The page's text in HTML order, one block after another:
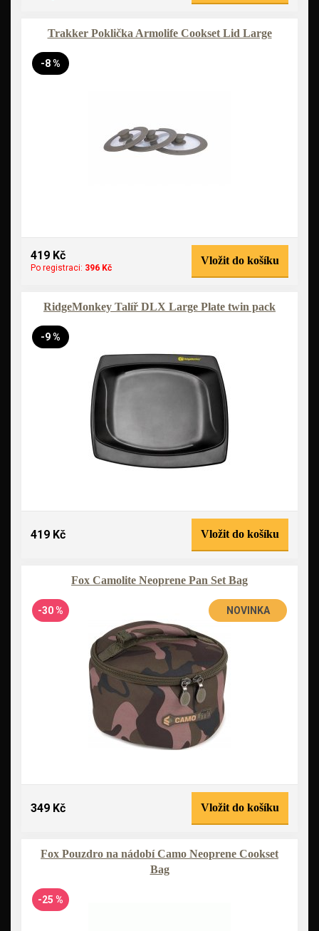
Trakker Poklička Armolife Cookset Lid Large
-8 %
419 Kč
Po registraci: 396 Kč
Vložit do košíku
RidgeMonkey Talíř DLX Large Plate twin pack
-9 %
419 Kč Vložit do košíku
Fox Camolite Neoprene Pan Set Bag
-30 % NOVINKA
349 Kč Vložit do košíku
Fox Pouzdro na nádobí Camo Neoprene Cookset
Bag
-25 %